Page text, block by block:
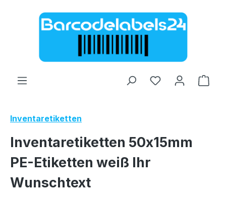
Zum Hauptinhalt springen
Inventaretiketten
Inventaretiketten 50x15mm
PE-Etiketten weiß Ihr
Wunschtext